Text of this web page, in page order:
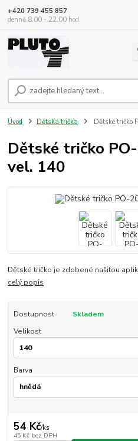
+420 739 455 857
denně 8.00 - 22.00 hod.
Úvod Dětská trička Dětské tričko
Dětské tričko
vel. 140
Dětské tričko je zdobené našitou
celý popis
Dostupnost
Skladem
Velikost
Barva
54 Kč/ks
45 Kč bez DPH